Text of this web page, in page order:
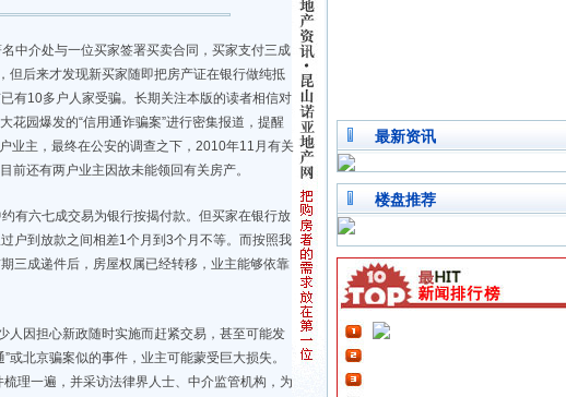
最新资讯
楼盘推荐
中介处与一位买家签署买卖合同，买家支付三成
但后来才发现新买家随即把房产证在银行做纯抵
有10多户人家受骗。长期关注本版的读者相信对
园爆发的“信用通诈骗案”进行密集报道，提醒
业主，最终在公安的调查之下，2010年11月有关
前还有两户业主因故未能领回有关房产。
有六七成交易为银行按揭付款。但买家在银行放
户到放款之间相差1个月到3个月不等。而按照我
三成递件后，房屋权属已经转移，业主能够依靠
人因担心新政随时实施而赶紧交易，甚至可能发
北京骗案似的事件，业主可能蒙受巨大损失。
理一遍，并采访法律界人士、中介监管机构，为